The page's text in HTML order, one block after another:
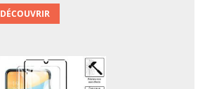
DÉCOUVRIR